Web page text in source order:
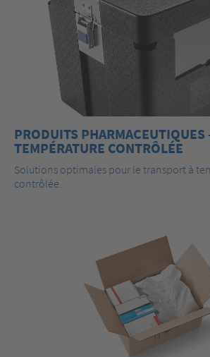
PRODUITS PHARMACEUTIQUES
TEMPÉRATURE CONTRÔLÉE
Solutions optimales pour le transport à
contrôlée.